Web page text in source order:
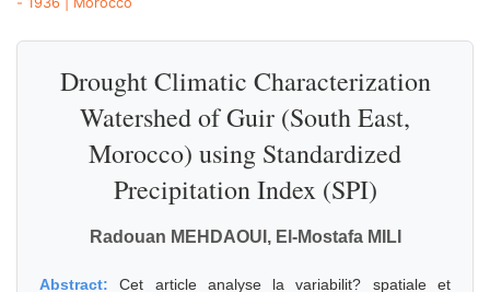
Drought Climatic Characterization
Watershed of Guir (South East,
Morocco) using Standardized
Precipitation Index (SPI)
Radouan MEHDAOUI, El-Mostafa MILI
Abstract:Cet article analyse la variabilit? spatiale et